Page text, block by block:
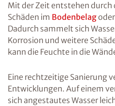
Mit der Zeit entstehen
Schäden im Bodenbelag
Dadurch sammelt sich
Korrosion und weitere
kann die Feuchte in die
Eine rechtzeitige Sanierung
Entwicklungen. Auf einem
sich angestautes Wasser